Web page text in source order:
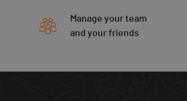
Manage your team
and your friends